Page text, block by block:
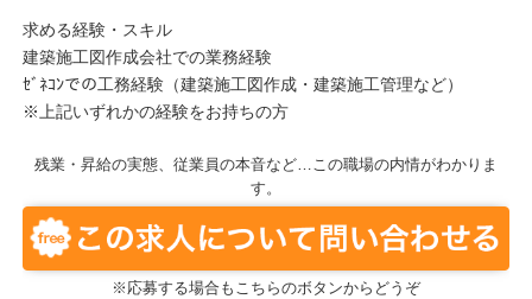
求める経験・スキル
建築施工図作成会社での業務経験
ｾﾞﾈｺﾝでの工務経験（建築施工図作成・建築施工管理など）
※上記いずれかの経験をお持ちの方
残業・昇給の実態、従業員の本音など…この職場の内情がわかりま
す。
※応募する場合もこちらのボタンからどうぞ